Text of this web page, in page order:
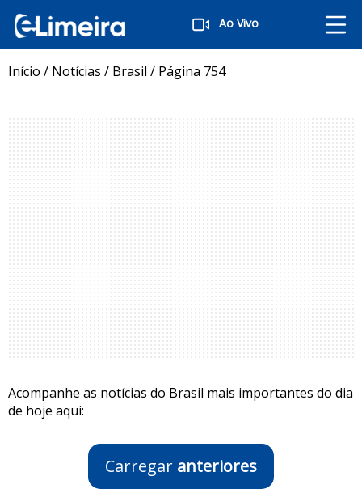
Ao Vivo
Início / Notícias / Brasil / Página 754
Acompanhe as notícias do Brasil mais importantes do dia
de hoje aqui:
Carregar anteriores